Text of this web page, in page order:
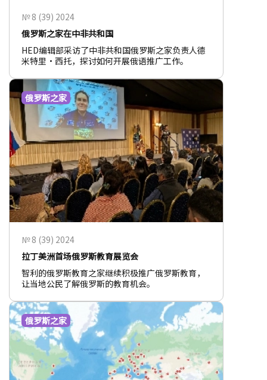
№ 8 (39) 2024
俄罗斯之家在中非共和国
HED编辑部采访了中非共和国俄罗斯之家负责人德
米特里•西托，探讨如何开展俄语推广工作。
俄罗斯之家
№ 8 (39) 2024
拉丁美洲首场俄罗斯教育展览会
智利的俄罗斯教育之家继续积极推广俄罗斯教育，
让当地公民了解俄罗斯的教育机会。
俄罗斯之家